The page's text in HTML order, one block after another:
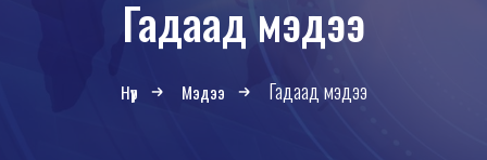
Гадаад мэдээ
Нүүр Мэдээ Гадаад мэдээ